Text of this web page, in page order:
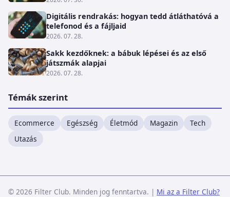
Digitális rendrakás: hogyan tedd átláthatóvá a
telefonod és a fájljaid
2026. 07. 28.
Sakk kezdőknek: a bábuk lépései és az első
játszmák alapjai
2026. 07. 28.
Témák szerint
Ecommerce Egészség Életmód Magazin
Tech
Utazás
© 2026 Filter Club. Minden jog fenntartva. | Mi az a Filter Club?